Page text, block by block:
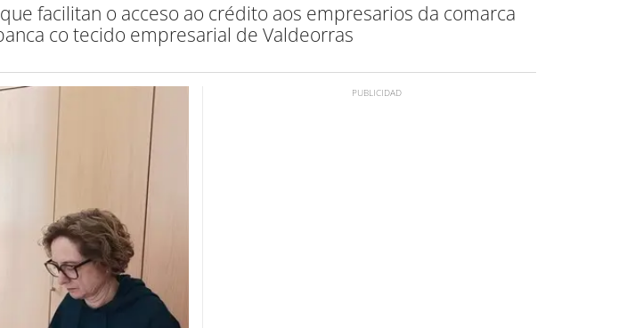
facilitan o acceso ao crédito aos empresarios da comarca
co tecido empresarial de Valdeorras